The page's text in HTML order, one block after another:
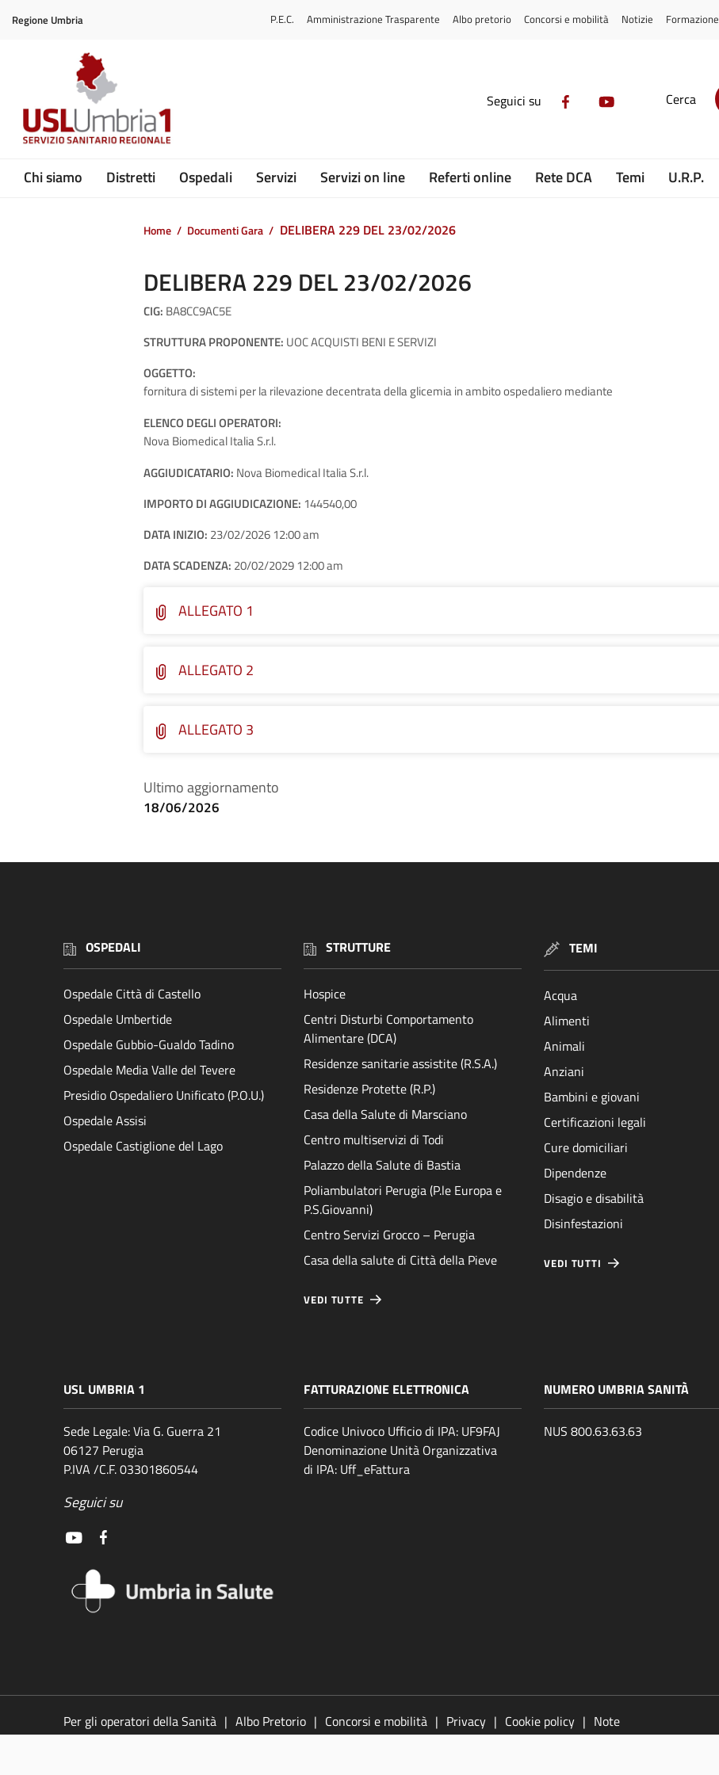
Vai al menu di navigazione
Vai al footer
Regione Umbria P.E.C. Amministrazione Trasparente Albo pretorio Concorsi e mobilità Notizie Formazione
Seguici su Cerca
Submenu
Chi siamo Distretti Ospedali Servizi Servizi on line Referti online Rete DCA Temi U.R.P.
Home / Documenti Gara / DELIBERA 229 DEL 23/02/2026
DELIBERA 229 DEL 23/02/2026
CIG: BA8CC9AC5E
STRUTTURA PROPONENTE: UOC ACQUISTI BENI E SERVIZI
OGGETTO:
fornitura di sistemi per la rilevazione decentrata della glicemia in ambito ospedaliero mediante
ELENCO DEGLI OPERATORI:
Nova Biomedical Italia S.r.l.
AGGIUDICATARIO: Nova Biomedical Italia S.r.l.
IMPORTO DI AGGIUDICAZIONE: 144540,00
DATA INIZIO: 23/02/2026 12:00 am
DATA SCADENZA: 20/02/2029 12:00 am
ALLEGATO 1
ALLEGATO 2
ALLEGATO 3
Ultimo aggiornamento
18/06/2026
OSPEDALI
Ospedale Città di Castello
Ospedale Umbertide
Ospedale Gubbio-Gualdo Tadino
Ospedale Media Valle del Tevere
Presidio Ospedaliero Unificato (P.O.U.)
Ospedale Assisi
Ospedale Castiglione del Lago
STRUTTURE
Hospice
Centri Disturbi Comportamento
Alimentare (DCA)
Residenze sanitarie assistite (R.S.A.)
Residenze Protette (R.P.)
Casa della Salute di Marsciano
Centro multiservizi di Todi
Palazzo della Salute di Bastia
Poliambulatori Perugia (P.le Europa e
P.S.Giovanni)
Centro Servizi Grocco – Perugia
Casa della salute di Città della Pieve
VEDI TUTTE
TEMI
Acqua
Alimenti
Animali
Anziani
Bambini e giovani
Certificazioni legali
Cure domiciliari
Dipendenze
Disagio e disabilità
Disinfestazioni
VEDI TUTTI
USL UMBRIA 1
Sede Legale: Via G. Guerra 21
06127 Perugia
P.IVA /C.F. 03301860544
Seguici su
FATTURAZIONE ELETTRONICA
Codice Univoco Ufficio di IPA: UF9FAJ
Denominazione Unità Organizzativa
di IPA: Uff_eFattura
NUMERO UMBRIA SANITÀ
NUS 800.63.63.63
Per gli operatori della Sanità Albo Pretorio Concorsi e mobilità Privacy Cookie policy
Note
legali
Policy Video Responsabile della pubblicazione
Segnala un problema di